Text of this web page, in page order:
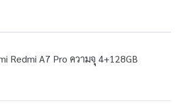
Redmi A7 Pro ความจุ 4+128GB